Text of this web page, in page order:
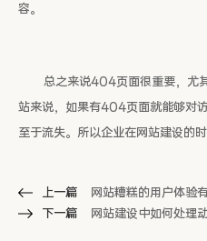
容。
总之来说404页面很重要，尤
站来说，如果有404页面就能够对
至于流失。所以企业在网站建设的
上一篇
网站糟糕的用户体验
下一篇
网站建设中如何处理